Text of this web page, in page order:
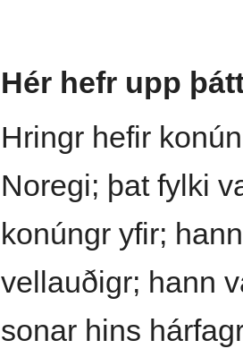
Hér hefr upp
Hringr hefir
Noregi; þat fylki
konúngr yfir;
vellauðigr; hann
sonar hins